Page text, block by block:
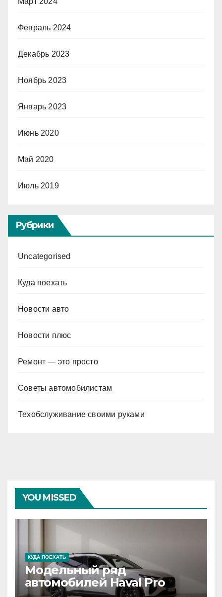
Февраль 2024
Декабрь 2023
Ноябрь 2023
Январь 2023
Июнь 2020
Май 2020
Июль 2019
Рубрики
Uncategorised
Куда поехать
Новости авто
Новости плюс
Ремонт — это просто
Советы автомобилистам
Техобслуживание своими руками
YOU MISSED
КУДА ПОЕХАТЬ
Модельный ряд
автомобилей Haval Pro